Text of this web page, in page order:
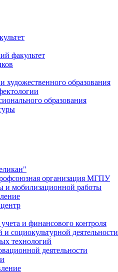
факультет
художественного образования
образования
организация МГПУ
и мобилизационной работы
и финансового контроля
социокультурной деятельности
технологий
деятельности